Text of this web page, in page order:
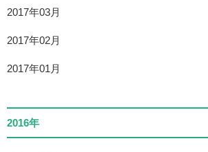
2017年03月
2017年02月
2017年01月
2016年